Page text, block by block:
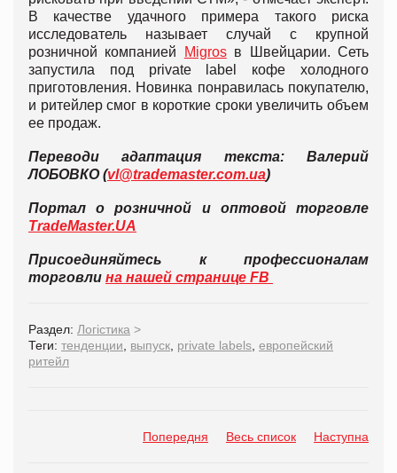
В качестве удачного примера такого риска
исследователь называет случай с крупной
розничной компанией
Migrosв Швейцарии. Сеть
запустила под private label кофе холодного
приготовления. Новинка понравилась покупателю,
и ритейлер смог в короткие сроки увеличить объем
ее продаж.
Переводи адаптация текста: Валерий
ЛОБОВКО (vl@trademaster.com.ua)
Портал о розничной и оптовой торговле
TradeMaster.UA
Присоединяйтесь к профессионалам
торговли на нашей странице FB
Раздел: Логістика >
Теги: тенденции выпуск private labels европейский
ритейл
Попередня Весь список Наступна